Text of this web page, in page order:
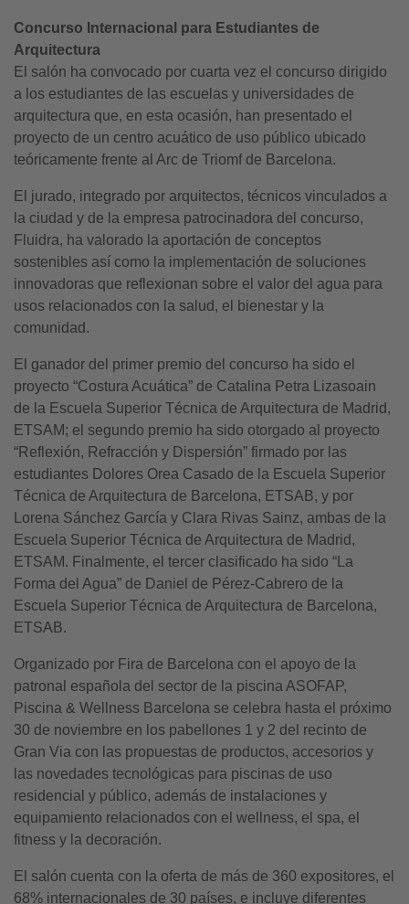
Concurso Internacional para Estudiantes de
Arquitectura
El salón ha convocado por cuarta vez el concurso dirigido
a los estudiantes de las escuelas y universidades de
arquitectura que, en esta ocasión, han presentado el
proyecto de un centro acuático de uso público ubicado
teóricamente frente al Arc de Triomf de Barcelona.
El jurado, integrado por arquitectos, técnicos vinculados a
la ciudad y de la empresa patrocinadora del concurso,
Fluidra, ha valorado la aportación de conceptos
sostenibles así como la implementación de soluciones
innovadoras que reflexionan sobre el valor del agua para
usos relacionados con la salud, el bienestar y la
comunidad.
El ganador del primer premio del concurso ha sido el
proyecto “Costura Acuática” de Catalina Petra Lizasoain
de la Escuela Superior Técnica de Arquitectura de Madrid,
ETSAM; el segundo premio ha sido otorgado al proyecto
“Reflexión, Refracción y Dispersión” firmado por las
estudiantes Dolores Orea Casado de la Escuela Superior
Técnica de Arquitectura de Barcelona, ETSAB, y por
Lorena Sánchez García y Clara Rivas Sainz, ambas de la
Escuela Superior Técnica de Arquitectura de Madrid,
ETSAM. Finalmente, el tercer clasificado ha sido “La
Forma del Agua” de Daniel de Pérez-Cabrero de la
Escuela Superior Técnica de Arquitectura de Barcelona,
ETSAB.
Organizado por Fira de Barcelona con el apoyo de la
patronal española del sector de la piscina ASOFAP,
Piscina & Wellness Barcelona se celebra hasta el próximo
30 de noviembre en los pabellones 1 y 2 del recinto de
Gran Via con las propuestas de productos, accesorios y
las novedades tecnológicas para piscinas de uso
residencial y público, además de instalaciones y
equipamiento relacionados con el wellness, el spa, el
fitness y la decoración.
El salón cuenta con la oferta de más de 360 expositores, el
68% internacionales de 30 países, e incluye diferentes